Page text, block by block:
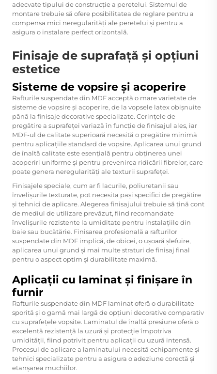
adecvate tipului de construcție a peretelui. Sistemul de
montare trebuie să ofere posibilitatea de reglare pentru a
compensa mici neregularități ale peretelui și pentru a
asigura o instalare perfect orizontală.
Finisaje de suprafață și opțiuni
estetice
Sisteme de vopsire și acoperire
Rafturile suspendate din MDF acceptă o mare varietate de
sisteme de vopsire și acoperire, de la vopsele latex obișnuite
până la finisaje decorative specializate. Cerințele de
pregătire a suprafeței variază în funcție de finisajul ales, iar
MDF-ul de calitate superioară necesită o pregătire minimă
pentru aplicațiile standard de vopsire. Aplicarea unui grund
de înaltă calitate este esențială pentru obținerea unei
acoperiri uniforme și pentru prevenirea ridicării fibrelor, care
poate genera neregularități ale texturii suprafeței.
Finisajele speciale, cum ar fi lacurile, poliuretanii sau
învelișurile texturate, pot necesita pași specifici de pregătire
și tehnici de aplicare. Alegerea finisajului trebuie să țină cont
de mediul de utilizare prevăzut, fiind recomandate
învelișurile rezistente la umiditate pentru instalațiile din
baie sau bucătărie. Finisarea profesională a rafturilor
suspendate din MDF implică, de obicei, o ușoară șlefuire,
aplicarea unui grund și mai multe straturi de finisaj final
pentru o aspect optim și durabilitate maximă.
Aplicații cu laminat și finișare în
furnir
Rafturile suspendate din MDF laminat oferă o durabilitate
sporită și o gamă mai largă de opțiuni decorative comparativ
cu suprafețele vopsite. Laminatul de înaltă presiune oferă o
excelentă rezistență la uzură și protecție împotriva
umidității, fiind potrivit pentru aplicații cu uzură intensă.
Procesul de aplicare a laminatului necesită echipamente și
tehnici specializate pentru a asigura o adeziune corectă și
etanșarea muchiilor.